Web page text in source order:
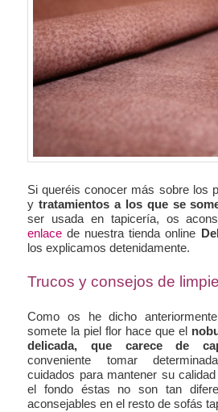
Si queréis conocer más sobre los
y tratamientos a los que se
ser usada en tapicería, os
enlace de nuestra tienda online
los explicamos detenidamente.
Trucos y consejos de
Como os he dicho
somete la piel flor hace que el
delicada, que carece de
conveniente tomar
cuidados para mantener su
el fondo éstas no son tan
aconsejables en el resto de sofás